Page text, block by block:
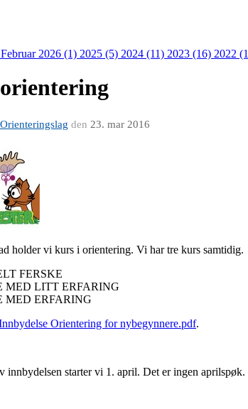
Februar 2026 (1) 2025 (5) 2024 (11) 2023 (16) 2022
den 23. mar 2016
holder vi kurs i orientering. Vi har tre kurs samtidig.
FERSKE
MED LITT ERFARING
MED ERFARING
Orientering for nybegynnere.pdf.
innbydelsen starter vi 1. april. Det er ingen aprilspøk.